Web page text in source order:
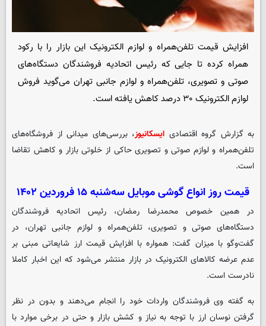
افزایش قیمت تلفن‌همراه و لوازم الکترونیک این بازار را با رکود
همراه کرده تا جایی که رئیس اتحادیه فروشندگان دستگاه‌های
صوتی و تصویری، تلفن‌همراه و لوازم جانبی تهران می‌گوید فروش
لوازم الکترونیک ۳۰ درصد کاهش یافته است.
به گزارش گروه اقتصادی ایسکانیوز، بررسی‌های میدانی از فروشگاه‌های
تلفن‌همراه و لوازم صوتی و تصویری حاکی از خلوتی بازار و کاهش تقاضا
است.
قیمت روز انواع گوشی موبایل سه‌شنبه ۱۵ فروردین ۱۴۰۲
در همین خصوص محمدرضا رمضان، رئیس اتحادیه فروشندگان
دستگاه‌های صوتی و تصویری، تلفن‌همراه و لوازم جانبی تهران، در
گفت‌وگو با میزان گفت: همواره با افزایش قیمت ارز شایعاتی مبنی بر
عدم عرضه کالاهای الکترونیک در بازار منتشر می‌شود که این اخبار کاملا
نادرست است.
به گفته وی فروشندگان واردات خود را انجام می‌دهند و بدون در نظر
گرفتن نوسان ارز با توجه به نیاز و کشش بازار و حتی در برخی موارد با